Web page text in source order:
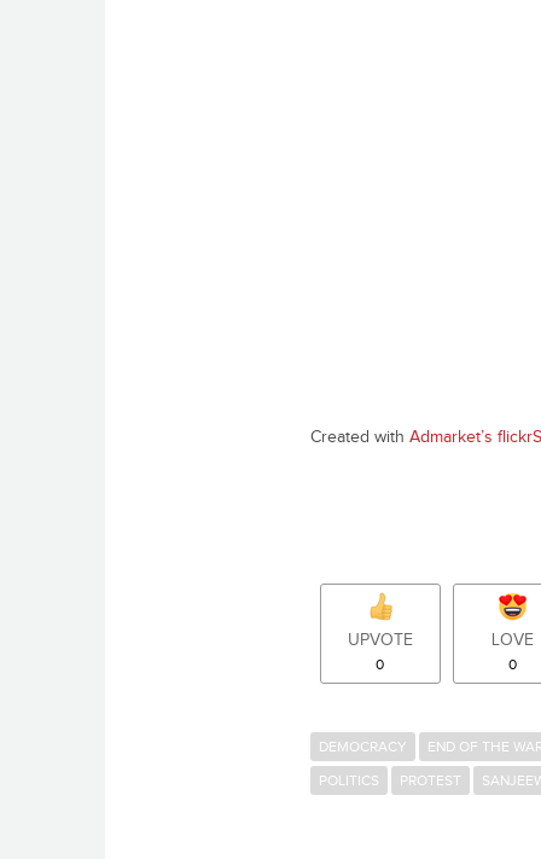
Created with Admarket’s
UPVOTE
0
LOVE
0
DEMOCRACY END OF THE WAR
POLITICS
PROTEST